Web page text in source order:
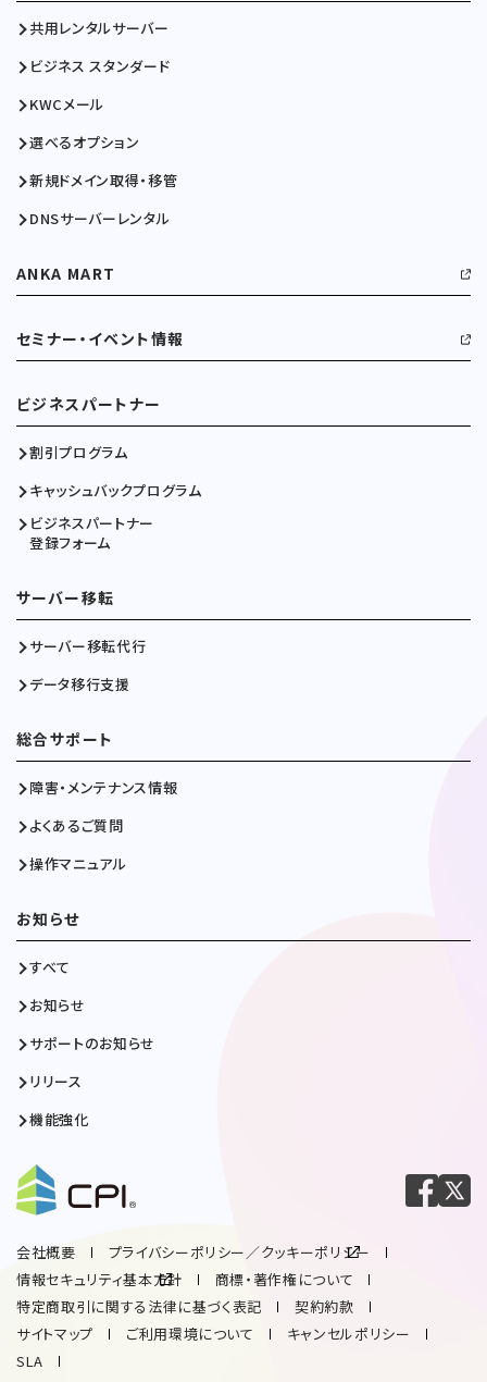
共用レンタルサーバー
ビジネス スタンダード
KWCメール
選べるオプション
新規ドメイン取得・移管
DNSサーバーレンタル
ANKA MART
セミナー・イベント情報
ビジネスパートナー
割引プログラム
キャッシュバックプログラム
ビジネスパートナー
登録フォーム
サーバー移転
サーバー移転代行
データ移行支援
総合サポート
障害・メンテナンス情報
よくあるご質問
操作マニュアル
お知らせ
すべて
お知らせ
サポートのお知らせ
リリース
機能強化
会社概要
プライバシーポリシー／クッキーポリシー
情報セキュリティ基本方針
商標・著作権について
特定商取引に関する法律に基づく表記
契約約款
サイトマップ
ご利用環境について
キャンセルポリシー
SLA